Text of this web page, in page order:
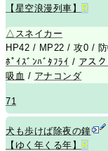
【星空浪漫列車】
R
△ スネイカー
HP42 / MP22 / 攻0 /
ﾎﾟｲｽﾞﾝﾊﾞﾀﾌﾗｲ / アス
吸血 / アナコンダ
71
犬も歩けば除夜の鐘
【ゆく年くる年】 R